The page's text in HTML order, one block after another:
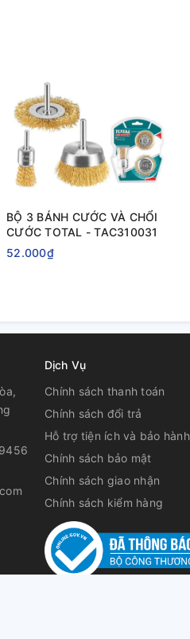
BỘ 3 BÁNH CƯỚC VÀ CHỔI
CƯỚC TOTAL - TAC310031
52.000₫
Dịch Vụ
Chính sách thanh toán
Chính sách đổi trả
Hỗ trợ tiện ích và bảo
Chính sách bảo mật
Chính sách giao nhận
Chính sách kiểm hàng